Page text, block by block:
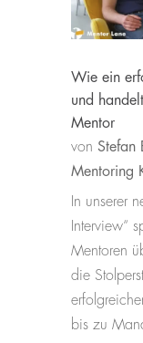
Wie ein
und
Mentor
vonStefan
Mentoring
In unserer
Interview“
Mentoren
die
bis zu